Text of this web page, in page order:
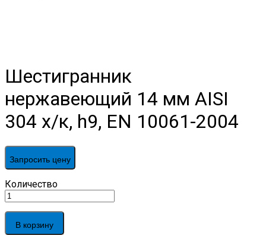
Шестигранник
нержавеющий 14 мм AISI
304 х/к, h9, EN 10061-2004
Запросить цену
Шестигранник
нержавеющий
14
мм
AISI
Количество
В корзину